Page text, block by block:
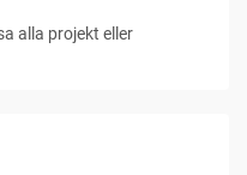
alla projekt eller